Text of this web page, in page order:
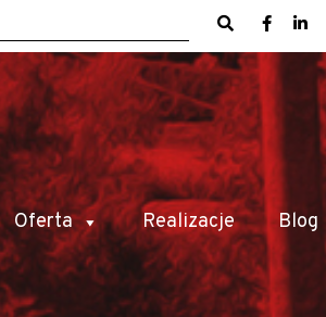
Oferta Realizacje Blog